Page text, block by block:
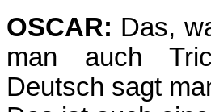
OSCAR: Das,
man auch
Deutsch sagt